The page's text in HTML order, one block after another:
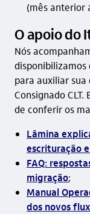
(mês anterior
O apoio do
Nós
para auxiliar
Consignado
de conferir os
Lâmina
escrituração
FAQ:
migração;
Manual
dos novos